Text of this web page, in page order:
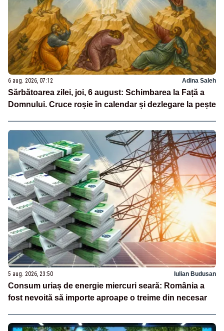
6 aug. 2026, 07:12 Adina Saleh
Sărbătoarea zilei, joi, 6 august: Schimbarea la Față a
Domnului. Cruce roșie în calendar și dezlegare la pește
5 aug. 2026, 23:50 Iulian Budusan
Consum uriaș de energie miercuri seară: România a
fost nevoită să importe aproape o treime din necesar